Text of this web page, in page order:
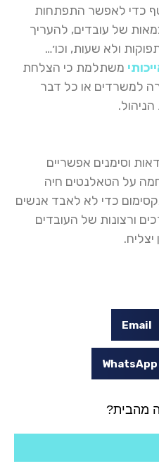
מהבית?
כדי לאפשר התפתחות
של עובדים, להעריך
ולא שעות, וכו׳…
משתלמת כי הצלחת
למשרדים או כל דבר
וסימנים אפשריים
על הטאלנטים חיה
כדי לא לאבד אנשים
ורצונות של העובדים
Email
WhatsApp